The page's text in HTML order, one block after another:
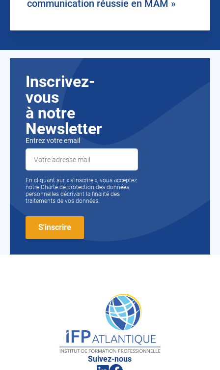
communication réussie en MAM »
Inscrivez-
vous
à notre
Newsletter
Entrez votre email
En cliquant sur « s’inscrire », vous acceptez
notre Charte de protection des données
personnelles décrivant la finalité des
traitements de vos données.
Suivez-nous
LinkedinFacebook